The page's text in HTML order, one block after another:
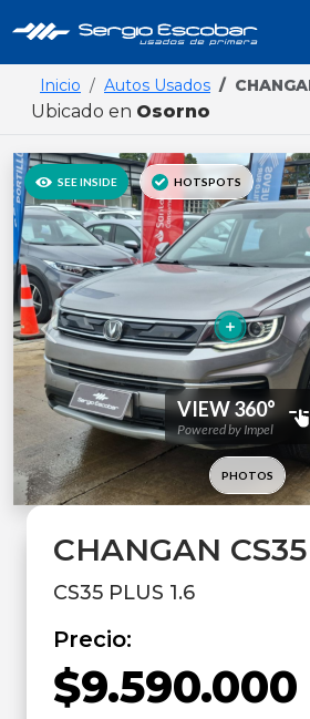
Inicio Autos Usados
Ubicado en Osorno
Previous
CHANGAN CS35
CS35 PLUS 1.6
Precio:
$9.590.000